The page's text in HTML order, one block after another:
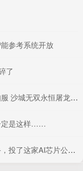
参考系统开放
了
无双永恒屠龙折扣平台
定是这样……
了这家AI芯片公司！